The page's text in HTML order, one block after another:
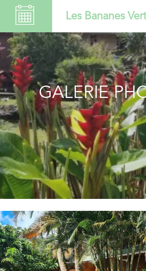
Les Bananes
GALERIE